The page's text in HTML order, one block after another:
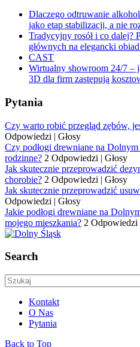
Dlaczego odtruwanie
jako etap stabilizacji, a nie
Tradycyjny rosół i co dalej?
głównych na elegancki
CAST
Wirtualny showroom 24/7 –
3D dla firm zastępują
Pytania
Czy warto robić przegląd zębów,
Odpowiedzi | Głosy
Czy podłogi drewniane na
rodzinne? 2 Odpowiedzi | Głosy
Jak skutecznie przeprowadzić
chorobie? 2 Odpowiedzi | Głosy
Jak skutecznie przeprowadzić
Odpowiedzi | Głosy
Jakie podłogi drewniane na
mojego mieszkania? 2 Odpowiedzi
Search
Kontakt
O Nas
Pytania
Back to Top